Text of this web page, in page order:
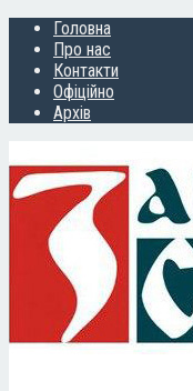
Головна
Про нас
Контакти
Офіційно
Архів